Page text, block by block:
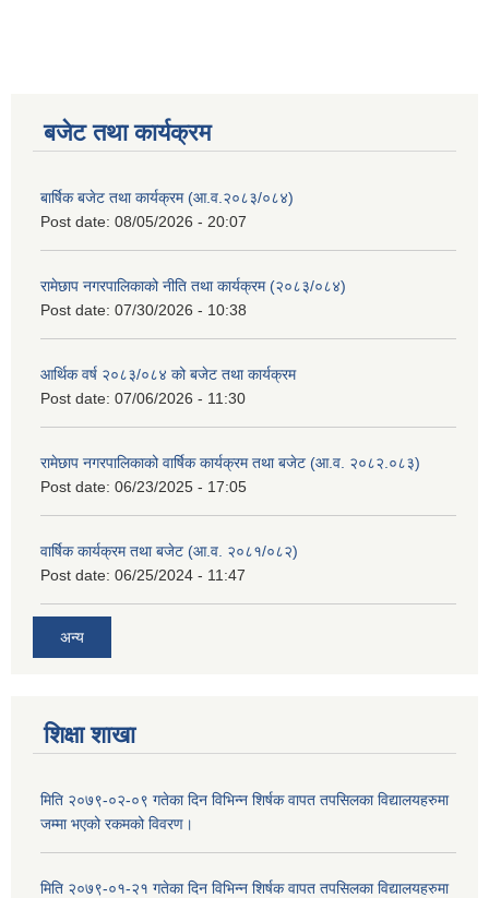
बजेट तथा कार्यक्रम
बार्षिक बजेट तथा कार्यक्रम (आ.व.२०८३/०८४)
Post date: 08/05/2026 - 20:07
रामेछाप नगरपालिकाको नीति तथा कार्यक्रम (२०८३/०८४)
Post date: 07/30/2026 - 10:38
आर्थिक वर्ष २०८३/०८४ को बजेट तथा कार्यक्रम
Post date: 07/06/2026 - 11:30
रामेछाप नगरपालिकाको वार्षिक कार्यक्रम तथा बजेट (आ.व. २०८२.०८३)
Post date: 06/23/2025 - 17:05
वार्षिक कार्यक्रम तथा बजेट (आ.व. २०८१/०८२)
Post date: 06/25/2024 - 11:47
अन्य
शिक्षा शाखा
मिति २०७९-०२-०९ गतेका दिन विभिन्न शिर्षक वापत तपसिलका विद्यालयहरुमा
जम्मा भएको रकमको विवरण।
मिति २०७९-०१-२१ गतेका दिन विभिन्न शिर्षक वापत तपसिलका विद्यालयहरुमा